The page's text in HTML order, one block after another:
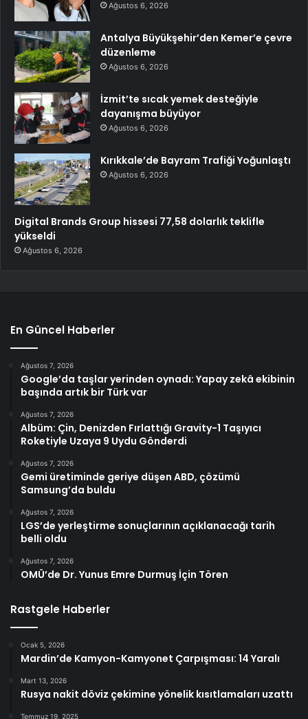
Ağustos 6, 2026
Antalya Büyükşehir’den Kemer’e çevre
düzenleme
Ağustos 6, 2026
İzmit’te sıcak yemek desteğiyle
dayanışma büyüyor
Ağustos 6, 2026
Kırıkkale’de Bayram Trafiği Yoğunlaştı
Ağustos 6, 2026
Digital Brands Group hissesi 77,58 dolarlık teklifle
yükseldi
Ağustos 6, 2026
En Güncel Haberler
Ağustos 7, 2026
Google’da taşlar yerinden oynadı: Yapay zekâ ekibinin
başında artık bir Türk var
Ağustos 7, 2026
Albüm: Çin, Denizden Fırlattığı Gravity-1 Taşıyıcı
Roketiyle Uzaya 9 Uydu Gönderdi
Ağustos 7, 2026
Gemi üretiminde geriye düşen ABD, çözümü
Samsung’da buldu
Ağustos 7, 2026
LGS’de yerleştirme sonuçlarının açıklanacağı tarih
belli oldu
Ağustos 7, 2026
OMÜ’de Dr. Yunus Emre Durmuş İçin Tören
Rastgele Haberler
Ocak 5, 2026
Mardin’de Kamyon-Kamyonet Çarpışması: 14 Yaralı
Mart 13, 2026
Rusya nakit döviz çekimine yönelik kısıtlamaları uzattı
Temmuz 19, 2025